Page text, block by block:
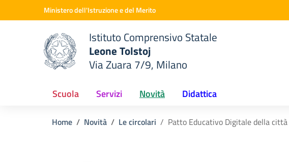
Vai ai contenuti
Vai al menu di navigazioneMinistero dell'Istruzione e del Merito
scuola
Istituto Comprensivo Statale
Leone Tolstoj
Via Zuara 7/9, Milano
Scuola Servizi Novità Didattica
Home Novità Le circolari Patto Educativo Digitale della